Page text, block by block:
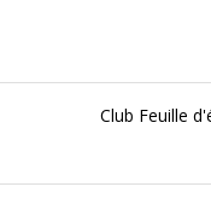
Club Feuille